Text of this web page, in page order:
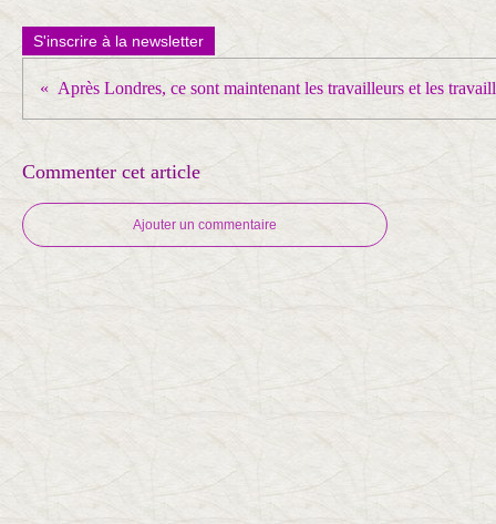
S'inscrire à la newsletter
Commenter cet article
Ajouter un commentaire